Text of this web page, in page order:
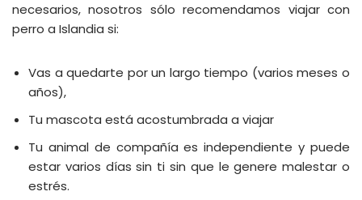
necesarios, nosotros sólo recomendamos viajar con
perro a Islandia si:
Vas a quedarte por un largo tiempo (varios meses o
años),
Tu mascota está acostumbrada a viajar
Tu animal de compañía es independiente y puede
estar varios días sin ti sin que le genere malestar o
estrés.